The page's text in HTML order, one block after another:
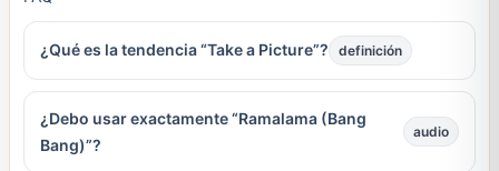
¿Qué es la tendencia “Take a Picture”? definición
¿Debo usar exactamente “Ramalama (Bang
Bang)”?
audio